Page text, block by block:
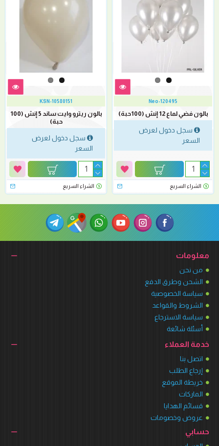
Neo-120495
بالون فضي لماع 12 إنش (100حبة)
سجل دخول لعرض
السعر
الشراء السريع
KSN-10580151
بالون ريترو وايت ساند 5 إنش (100
حبة)
سجل دخول لعرض
السعر
الشراء السريع
معلومات
من نحن
الشحن وطرق الدفع
سياسة الخصوصية
الشروط والقواعد
سياسة الاسترجاع
أسئلة شائعة
خدمة العملاء
اتصل بنا
إرجاع الطلب
خريطة الموقع
الماركات
قسائم الهدايا
عروض وخصومات
حسابي